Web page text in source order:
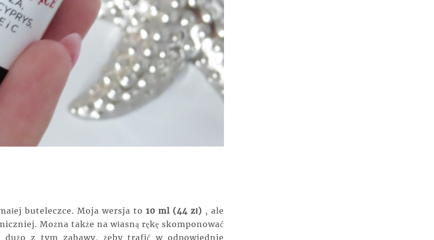
buteleczce. Moja wersja to 10 ml (44 zł) , ale
Można także na własną rękę skomponować
z tym zabawy, żeby trafić w odpowiednie